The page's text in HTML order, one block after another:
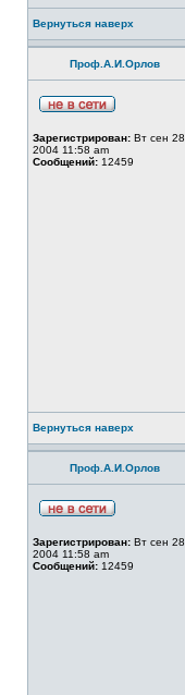
Вернуться наверх
Проф.А.И.Орлов
Зарегистрирован: Вт сен 28,
2004 11:58 am
Сообщений: 12459
Вернуться наверх
Проф.А.И.Орлов
Зарегистрирован: Вт сен 28,
2004 11:58 am
Сообщений: 12459